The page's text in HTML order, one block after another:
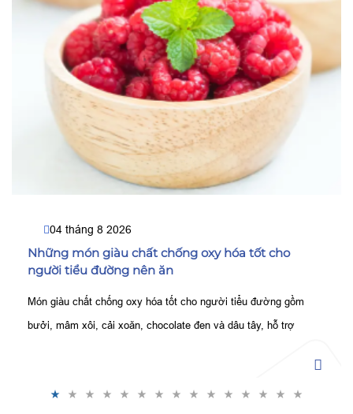
04 tháng 8 2026
Những món giàu chất chống oxy hóa tốt cho
người tiểu đường nên ăn
Món giàu chất chống oxy hóa tốt cho người tiểu đường gồm
bưởi, mâm xôi, cải xoăn, chocolate đen và dâu tây, hỗ trợ